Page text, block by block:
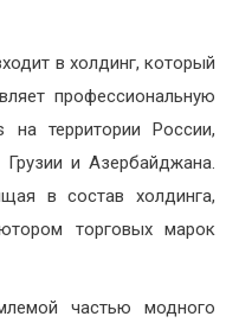
в холдинг, который
профессиональную
на территории России,
Грузии и Азербайджана.
в состав холдинга,
торговых марок
частью модного